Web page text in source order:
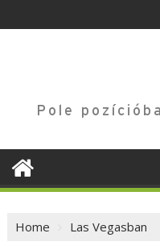
to
Pole
Home Las Vegasban